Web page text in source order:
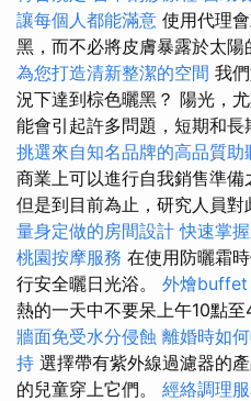
讓每個人都能滿意 使用代理
黑，而不必將皮膚暴露於太陽
為您打造清新整潔的空間 我
況下達到棕色曬黑？ 陽光，
能會引起許多問題，短期和長
挑選來自知名品牌的高品質助
商業上可以進行自我銷售準備
但是到目前為止，研究人員對
量身定做的房間設計 快速掌
桃園按摩服務 在使用防曬霜
行安全曬日光浴。 外燴buffet
熱的一天中不要呆上午10點至
牆面免受水分侵蝕 離婚時如
持 選擇帶有紫外線過濾器的
的兒童穿上它們。 經絡調理